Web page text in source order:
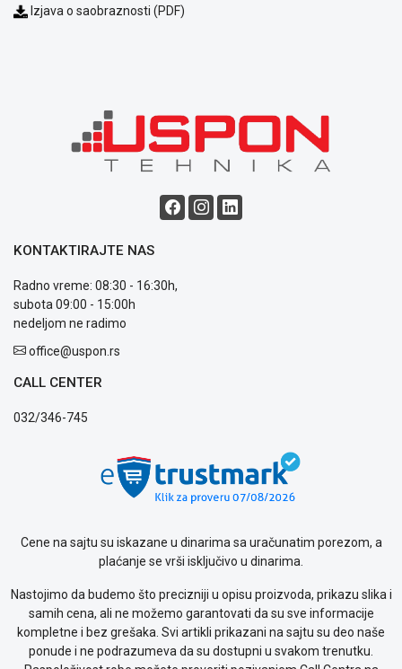
Saobraznost
privatnosti
OUTLET
WEB
KREDIT
Izjava o saobraznosti (PDF)
KONTAKTIRAJTE NAS
Radno vreme: 08:30 - 16:30h,
subota 09:00 - 15:00h
nedeljom ne radimo
office@uspon.rs
CALL CENTER
032/346-745
Cene na sajtu su iskazane u dinarima sa uračunatim porezom, a
plaćanje se vrši isključivo u dinarima.
Nastojimo da budemo što precizniji u opisu proizvoda, prikazu slika i
samih cena, ali ne možemo garantovati da su sve informacije
kompletne i bez grešaka. Svi artikli prikazani na sajtu su deo naše
ponude i ne podrazumeva da su dostupni u svakom trenutku.